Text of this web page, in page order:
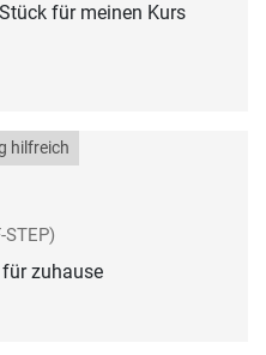
für meinen Kurs
hilfreich
STEP)
zuhause